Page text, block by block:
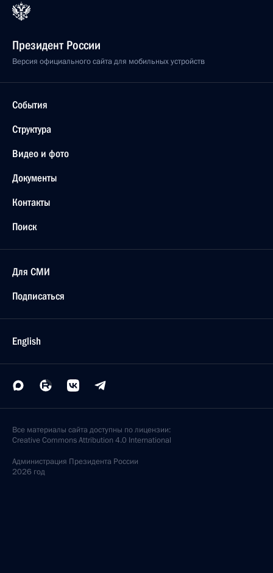
Президент России
Версия официального сайта для мобильных устройств
События
Структура
Видео и фото
Документы
Контакты
Поиск
Для СМИ
Подписаться
English
Все материалы сайта доступны по лицензии:
Creative Commons Attribution 4.0 International
Администрация Президента России
2026 год